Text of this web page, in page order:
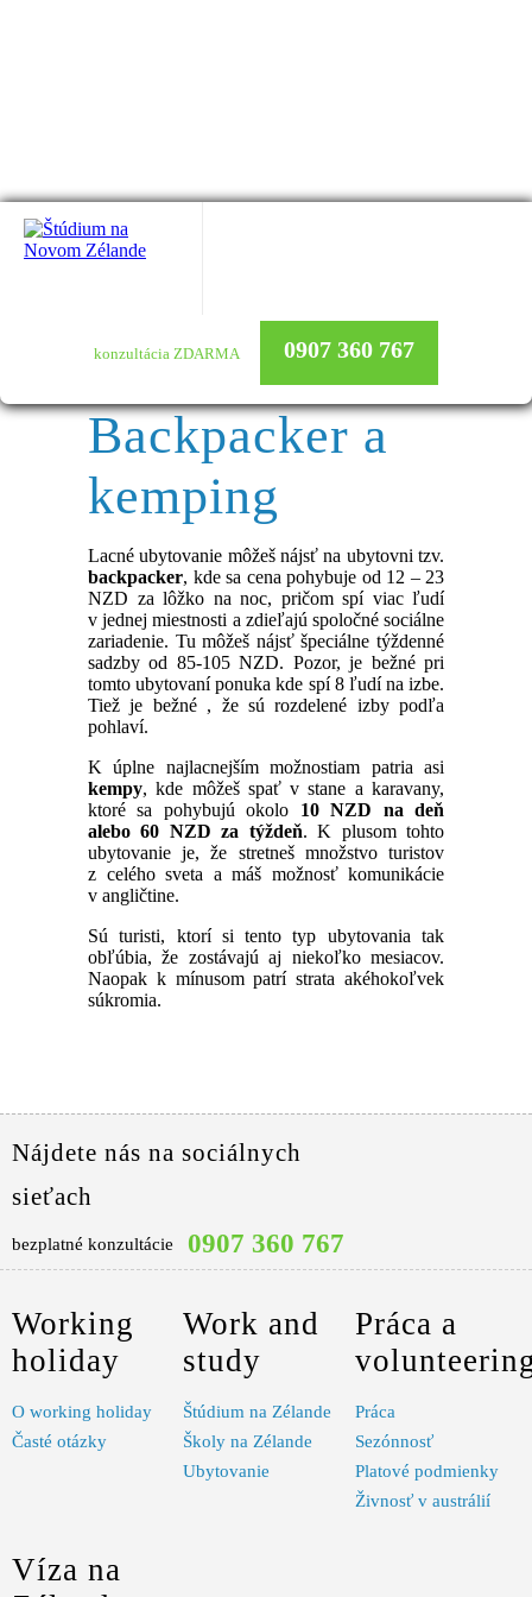
0907 360 767
konzultácia ZDARMA
Úvod
kemping
Backpacker a
kemping
Lacné ubytovanie môžeš nájsť na ubytovni tzv.
backpacker, kde sa cena pohybuje od 12 – 23
NZD za lôžko na noc, pričom spí viac ľudí
v jednej miestnosti a zdieľajú spoločné sociálne
zariadenie. Tu môžeš nájsť špeciálne týždenné
sadzby od 85-105 NZD. Pozor, je bežné pri
tomto ubytovaní ponuka kde spí 8 ľudí na izbe.
Tiež je bežné , že sú rozdelené izby podľa
pohlaví.
K úplne najlacnejším možnostiam patria asi
kempy, kde môžeš spať v stane a karavany,
ktoré sa pohybujú okolo 10 NZD na deň
alebo 60 NZD za týždeň. K plusom tohto
ubytovanie je, že stretneš množstvo turistov
z celého sveta a máš možnosť komunikácie
v angličtine.
Sú turisti, ktorí si tento typ ubytovania tak
obľúbia, že zostávajú aj niekoľko mesiacov.
Naopak k mínusom patrí strata akéhokoľvek
súkromia.
Nájdete nás na sociálnych
sieťach
bezplatné konzultácie 0907 360 767
Working
holiday
O working holiday
Časté otázky
Work and
study
Štúdium na Zélande
Školy na Zélande
Ubytovanie
Práca a
Práca
Sezónnosť
Platové podmienky
Živnosť v austrálií
Víza na